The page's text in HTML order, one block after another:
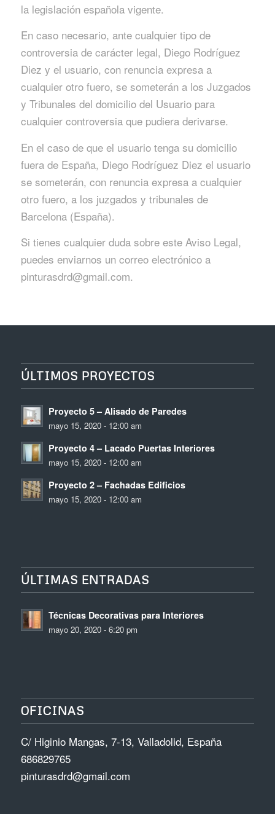
la legislación española vigente.
En caso necesario, ante cualquier tipo de
controversia de carácter legal, Diego Rodríguez
Diez y el usuario, con renuncia expresa a
cualquier otro fuero, se someterán a los Juzgados
y Tribunales del domicilio del Usuario para
cualquier controversia que pudiera derivarse.
En el caso de que el usuario tenga su domicilio
fuera de España, Diego Rodríguez Diez el usuario
se someterán, con renuncia expresa a cualquier
otro fuero, a los juzgados y tribunales de
Barcelona (España).
Si tienes cualquier duda sobre este Aviso Legal,
puedes enviarnos un correo electrónico a
pinturasdrd@gmail.com.
ÚLTIMOS PROYECTOS
Proyecto 5 – Alisado de Paredes
mayo 15, 2020 - 12:00 am
Proyecto 4 – Lacado Puertas Interiores
mayo 15, 2020 - 12:00 am
Proyecto 2 – Fachadas Edificios
mayo 15, 2020 - 12:00 am
ÚLTIMAS ENTRADAS
Técnicas Decorativas para Interiores
mayo 20, 2020 - 6:20 pm
OFICINAS
C/ Higinio Mangas, 7-13, Valladolid, España
686829765
pinturasdrd@gmail.com